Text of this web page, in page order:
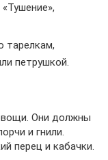
тарелкам,
петрушкой.
Они должны
и гнили.
перец и кабачки.